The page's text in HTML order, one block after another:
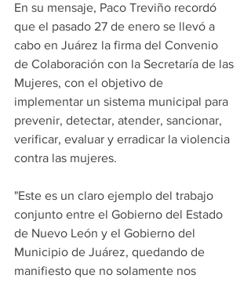
En su mensaje, Paco Treviño recordó
que el pasado 27 de enero se llevó a
cabo en Juárez la firma del Convenio
de Colaboración con la Secretaría de las
Mujeres, con el objetivo de
implementar un sistema municipal para
prevenir, detectar, atender, sancionar,
verificar, evaluar y erradicar la violencia
contra las mujeres.
"Este es un claro ejemplo del trabajo
conjunto entre el Gobierno del Estado
de Nuevo León y el Gobierno del
Municipio de Juárez, quedando de
manifiesto que no solamente nos